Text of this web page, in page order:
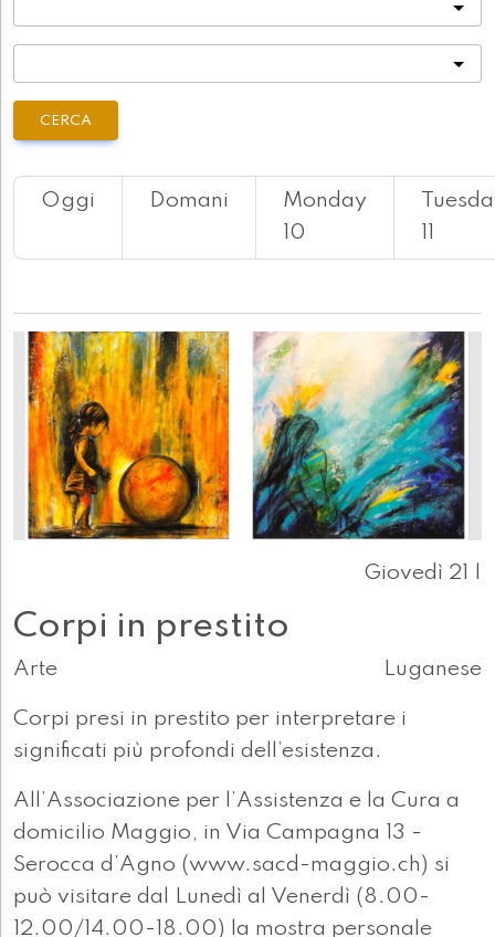
CERCA
Oggi Domani
Monday
10
11
Giovedì 21 |
Corpi in prestito
Arte Luganese
Corpi presi in prestito per interpretare i
significati più profondi dell’esistenza.
All’Associazione per l’Assistenza e la Cura a
domicilio Maggio, in Via Campagna 13 -
Serocca d’Agno (www.sacd-maggio.ch) si
può visitare dal Lunedì al Venerdì (8.00-
12.00/14.00-18.00) la mostra personale